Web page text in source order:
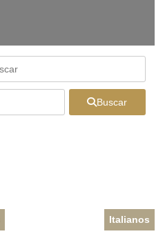
Buscar
Italianos